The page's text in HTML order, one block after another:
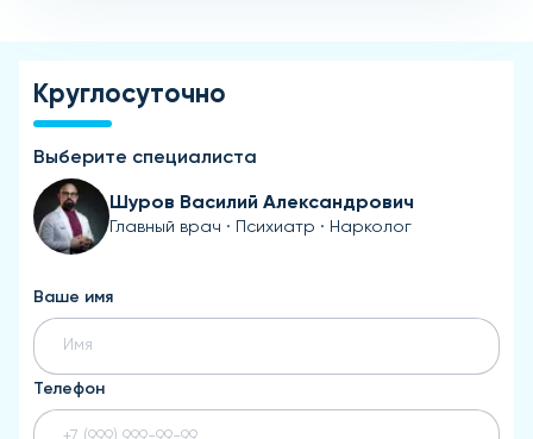
Круглосуточно
Выберите специалиста
Шуров Василий Александрович
Главный врач · Психиатр · Нарколог
Ваше имя
Телефон